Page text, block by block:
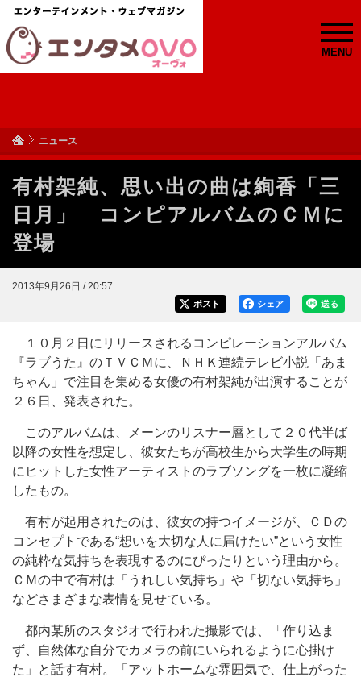
MENU
ニュース
有村架純、思い出の曲は絢香「三
日月」 コンピアルバムのＣＭに
登場
2013年9月26日 / 20:57
送る
シェア
ポスト
１０月２日にリリースされるコンピレーションアルバム
『ラブうた』のＴＶＣＭに、ＮＨＫ連続テレビ小説「あま
ちゃん」で注目を集める女優の有村架純が出演することが
２６日、発表された。
このアルバムは、メーンのリスナー層として２０代半ば
以降の女性を想定し、彼女たちが高校生から大学生の時期
にヒットした女性アーティストのラブソングを一枚に凝縮
したもの。
有村が起用されたのは、彼女の持つイメージが、ＣＤの
コンセプトである“想いを大切な人に届けたい”という女性
の純粋な気持ちを表現するのにぴったりという理由から。
ＣＭの中で有村は「うれしい気持ち」や「切ない気持ち」
などさまざまな表情を見せている。
都内某所のスタジオで行われた撮影では、「作り込ま
ず、自然体な自分でカメラの前にいられるように心掛け
た」と話す有村。「アットホームな雰囲気で、仕上がった